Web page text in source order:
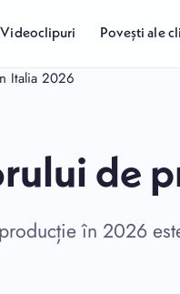
Videoclipuri Povești ale
Italia 2026
de
în 2026